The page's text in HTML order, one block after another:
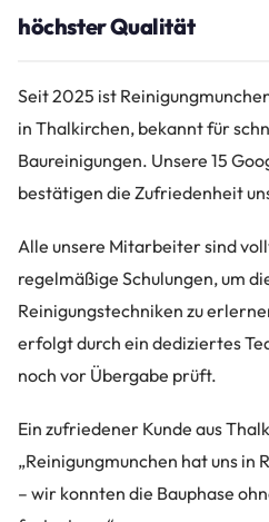
höchster Qualität
Seit 2025 ist
in Thalkirchen, bekannt für
Baureinigungen. Unsere 15
bestätigen die Zufriedenheit
Alle unsere Mitarbeiter sind
regelmäßige Schulungen, um
Reinigungstechniken zu
erfolgt durch ein dediziertes
noch vor Übergabe prüft.
Ein zufriedener Kunde aus
„Reinigungmunchen hat uns in
– wir konnten die Bauphase